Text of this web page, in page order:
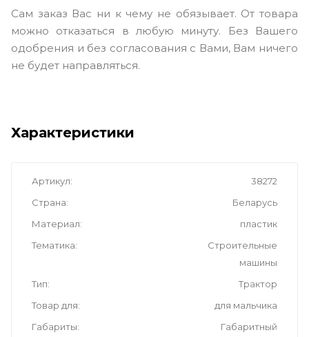
Сам заказ Вас ни к чему не обязывает. От товара
можно отказаться в любую минуту. Без Вашего
одобрения и без согласования с Вами, Вам ничего
не будет направляться.
Характеристики
Артикул
38272
Страна
Беларусь
Материал
пластик
Тематика
Cтроительные
машины
Тип
Трактор
Товар для
для мальчика
Габариты
Габаритный